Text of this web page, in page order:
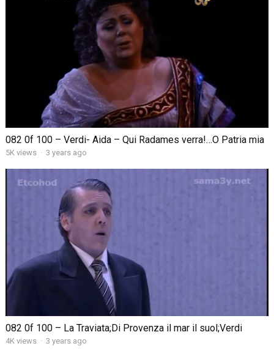
082 0f 100 – Verdi- Aida – Qui Radames verra!…O Patria mia
5K views · 3 years ago
082 0f 100 – La Traviata;Di Provenza il mar il suol;Verdi
4K views · 3 years ago